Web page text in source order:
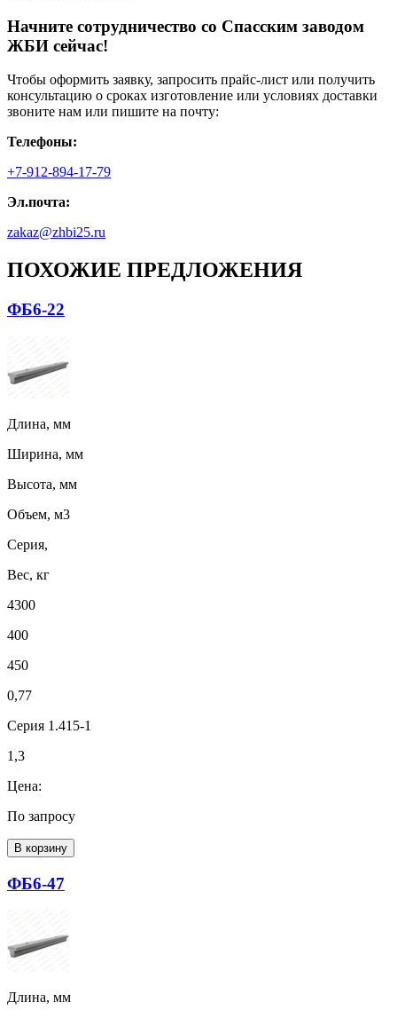
Начните сотрудничество со Cпасским заводом
ЖБИ сейчас!
Чтобы оформить заявку, запросить прайс-лист или получить
консультацию о сроках изготовление или условиях доставки
звоните нам или пишите на почту:
Телефоны:
+7-912-894-17-79
Эл.почта:
zakaz@zhbi25.ru
ПОХОЖИЕ ПРЕДЛОЖЕНИЯ
ФБ6-22
Длина, мм
Ширина, мм
Высота, мм
Объем, м3
Серия,
Вес, кг
4300
400
450
0,77
Серия 1.415-1
1,3
Цена:
По запросу
В корзину
ФБ6-47
Длина, мм